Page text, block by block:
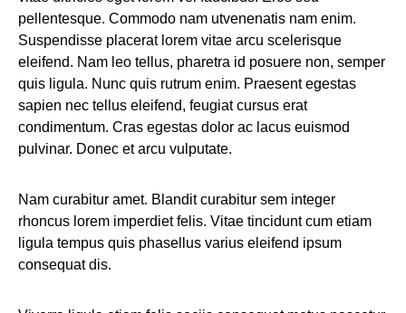
pellentesque. Commodo nam utvenenatis nam enim.
Suspendisse placerat lorem vitae arcu scelerisque
eleifend. Nam leo tellus, pharetra id posuere non, semper
quis ligula. Nunc quis rutrum enim. Praesent egestas
sapien nec tellus eleifend, feugiat cursus erat
condimentum. Cras egestas dolor ac lacus euismod
pulvinar. Donec et arcu vulputate.
Nam curabitur amet. Blandit curabitur sem integer
rhoncus lorem imperdiet felis. Vitae tincidunt cum etiam
ligula tempus quis phasellus varius eleifend ipsum
consequat dis.